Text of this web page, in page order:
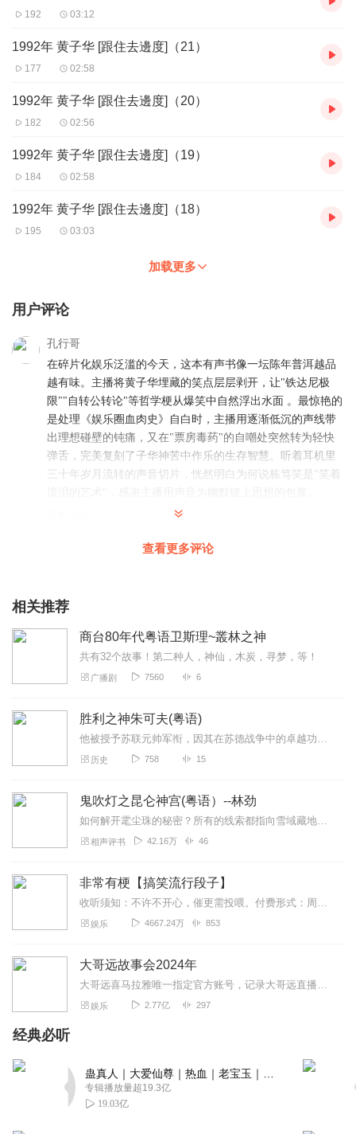
192 03:12
1992年 黄子华 [跟住去邊度]（21）
177 02:58
1992年 黄子华 [跟住去邊度]（20）
182 02:56
1992年 黄子华 [跟住去邊度]（19）
184 02:58
1992年 黄子华 [跟住去邊度]（18）
195 03:03
加载更多
用户评论
孔行哥
在碎片化娱乐泛滥的今天，这本有声书像一坛陈年普洱越品
越有味。主播将黄子华埋藏的笑点层层剥开，让"铁达尼极
限""自转公转论"等哲学梗从爆笑中自然浮出水面 。最惊艳的
是处理《娱乐圈血肉史》自白时，主播用逐渐低沉的声线带
出理想碰壁的钝痛，又在"票房毒药"的自嘲处突然转为轻快
弹舌，完美复刻了子华神苦中作乐的生存智慧。听着耳机里
三十年岁月流转的声音切片，恍然明白为何说栋笃笑是"笑着
能听出他眉梢微挑的微妙气韵。那些辛辣的"毒鸡汤"金句，
经主播略带沙哑的磁性嗓音诠释，仿佛在耳边上演微型舞台
谢主播对粤语俚语的普通话转译处理，既保留了"猴赛雷"的
凉，堪称方言喜剧的跨语境重生。
2025-04-16 0
查看更多评论
相关推荐
商台80年代粤语卫斯理~叢林之神
共有32个故事！第二种人，神仙，木炭，寻梦，等！
广播剧 7560 6
胜利之神朱可夫(粤语)
他被授予苏联元帅军衔，因其在苏德战争中的卓越功勋，被公认为是第二次世界大战中最优秀的将领之一，也因此成为仅有的四次荣膺苏联英雄荣誉称号的两人之一。他就是格奥尔吉...
历史 758 15
鬼吹灯之昆仑神宫(粤语）--林劲
如何解开雮尘珠的秘密？所有的线索都指向雪域藏地。香港古董商明叔为了寻找《格萨尔王》中传说的魔国冰川水晶尸，雇请胡八一等三位摸金校尉入藏寻找。一行九人进入青藏文...
相声评书 42.16万 46
非常有梗【搞笑流行段子】
收听须知：不许不开心，催更需投喂。付费形式：周一付费更新，周四免费更新。不定期加更。会员免费听，或单期2.99元订购听（二选一即可）！本节目由喜马拉雅独家出品说...
娱乐 4667.24万 853
大哥远故事会2024年
大哥远喜马拉雅唯一指定官方账号，记录大哥远直播时讲述每段故事会，用最接地气的东北话带你身临其境走进每一段故事会，你笑了就行，不要纠结故事的真实性。故事消失的就是...
娱乐 2.77亿 297
经典必听
专辑播放量超19.3亿
19.03亿